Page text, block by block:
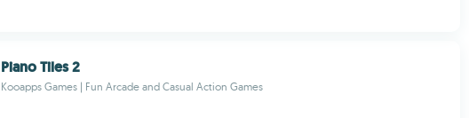
Piano Tiles 2
Kooapps Games | Fun Arcade and Casual Action Games